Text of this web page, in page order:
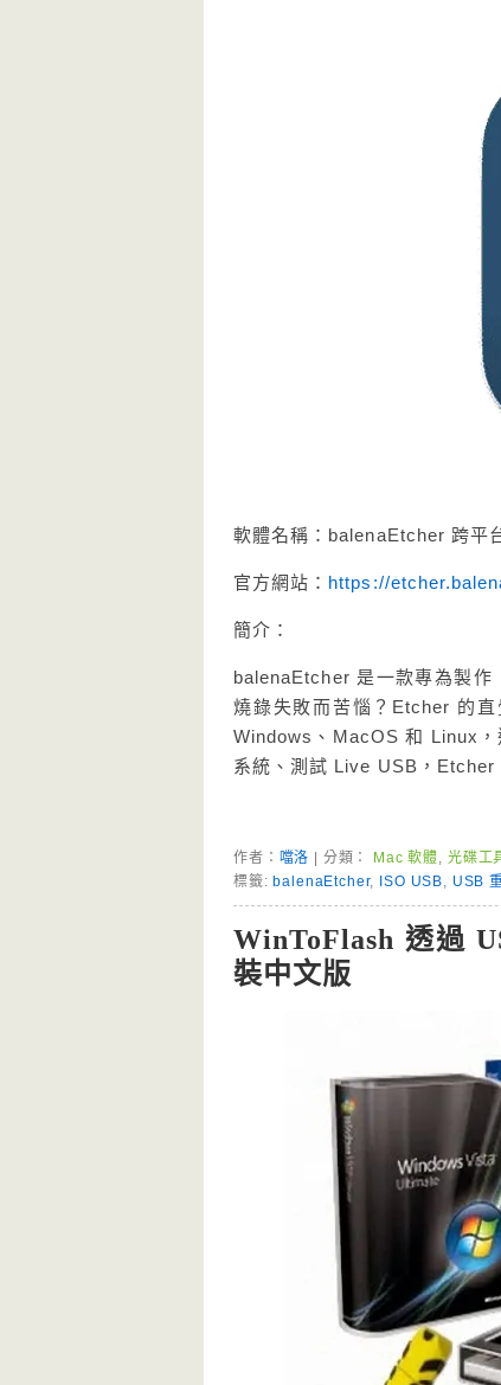
軟體名稱：balenaEtcher 跨平
官方網站： https://
簡介：
balenaEtcher 是一款專為製
燒錄失敗而苦惱？Etcher 的
Windows、MacOS 和 Linux，
系統、測試 Live USB，Etcher
作者： 噹洛 | 分類： Mac 軟體, 光碟工
標籤: balenaEtcher, ISO USB, USB
WinToFlash 透過
裝中文版